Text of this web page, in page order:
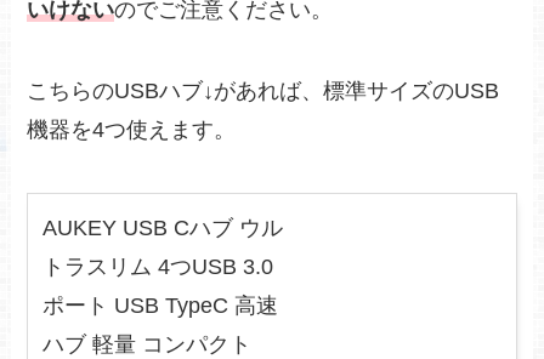
いけないのでご注意ください。
こちらのUSBハブ↓があれば、標準サイズのUSB
機器を4つ使えます。
AUKEY USB Cハブ ウル
トラスリム 4つUSB 3.0
ポート USB TypeC 高速
ハブ 軽量 コンパクト